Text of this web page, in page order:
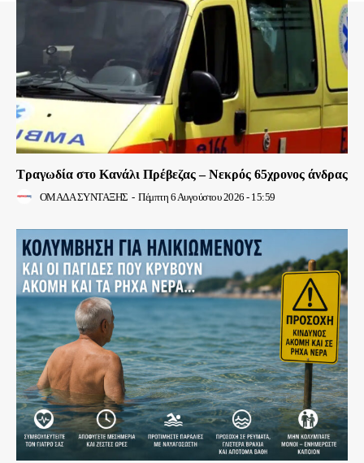
Τραγωδία στο Κανάλι Πρέβεζας – Νεκρός 65χρονος άνδρας
ΟΜΑΔΑ ΣΥΝΤΑΞΗΣ - Πέμπτη 6 Αυγούστου 2026 - 15:59